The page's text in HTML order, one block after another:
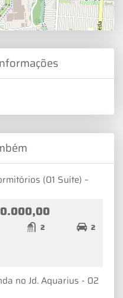
(01 Suíte) –
2 2
no Jd. Aquarius - 02